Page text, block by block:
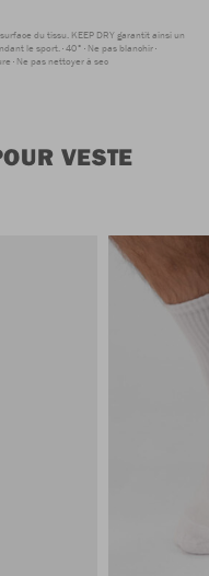
du tissu. KEEP DRY garantit ainsi un
le sport. 40° Ne pas blanchir
Ne pas nettoyer à sec
VESTE